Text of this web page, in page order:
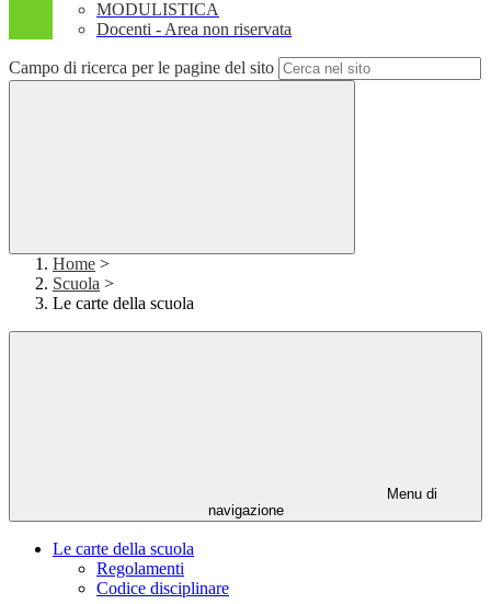
MODULISTICA
Docenti - Area non riservata
Campo di ricerca per le pagine del sito
Home >
Scuola >
Le carte della scuola
Menu di
navigazione
Le carte della scuola
Regolamenti
Codice disciplinare